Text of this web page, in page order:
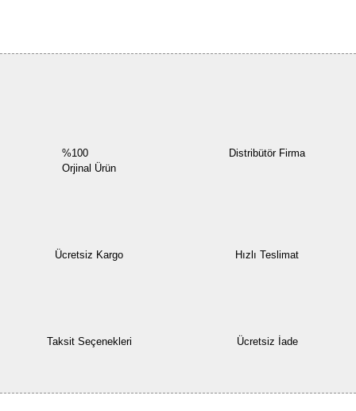
%100
Orjinal Ürün
Distribütör Firma
Ücretsiz Kargo Hızlı Teslimat
Taksit Seçenekleri Ücretsiz İade